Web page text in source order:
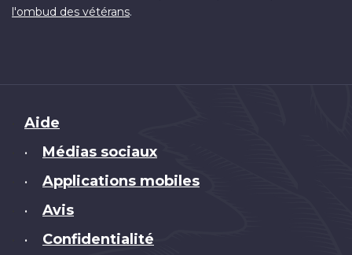
l'ombud des vétérans.
Brand
Aide
• Médias sociaux
• Applications mobiles
• Avis
• Confidentialité